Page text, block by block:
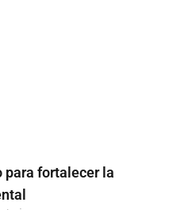
para fortalecer la